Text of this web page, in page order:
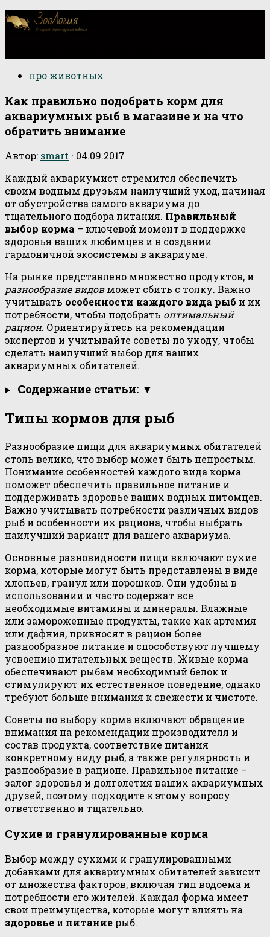
про животных
Как правильно подобрать корм для
аквариумных рыб в магазине и на что
обратить внимание
Автор: smart · 04.09.2017
Каждый аквариумист стремится обеспечить
своим водным друзьям наилучший уход, начиная
от обустройства самого аквариума до
тщательного подбора питания. Правильный
выбор корма – ключевой момент в поддержке
здоровья ваших любимцев и в создании
гармоничной экосистемы в аквариуме.
На рынке представлено множество продуктов, и
разнообразие видовможет сбить с толку. Важно
учитывать особенности каждого вида рыб и их
потребности, чтобы подобрать оптимальный
рацион. Ориентируйтесь на рекомендации
экспертов и учитывайте советы по уходу, чтобы
сделать наилучший выбор для ваших
аквариумных обитателей.
Содержание статьи: ▼
Типы кормов для рыб
Разнообразие пищи для аквариумных обитателей
столь велико, что выбор может быть непростым.
Понимание особенностей каждого вида корма
поможет обеспечить правильное питание и
поддерживать здоровье ваших водных питомцев.
Важно учитывать потребности различных видов
рыб и особенности их рациона, чтобы выбрать
наилучший вариант для вашего аквариума.
Основные разновидности пищи включают сухие
корма, которые могут быть представлены в виде
хлопьев, гранул или порошков. Они удобны в
использовании и часто содержат все
необходимые витамины и минералы. Влажные
или замороженные продукты, такие как артемия
или дафния, привносят в рацион более
разнообразное питание и способствуют лучшему
усвоению питательных веществ. Живые корма
обеспечивают рыбам необходимый белок и
стимулируют их естественное поведение, однако
требуют больше внимания к свежести и чистоте.
Советы по выбору корма включают обращение
внимания на рекомендации производителя и
состав продукта, соответствие питания
конкретному виду рыб, а также регулярность и
разнообразие в рационе. Правильное питание –
залог здоровья и долголетия ваших аквариумных
друзей, поэтому подходите к этому вопросу
ответственно и тщательно.
Сухие и гранулированные корма
Выбор между сухими и гранулированными
добавками для аквариумных обитателей зависит
от множества факторов, включая тип водоема и
потребности его жителей. Каждая форма имеет
свои преимущества, которые могут влиять на
здоровье и питание рыб.